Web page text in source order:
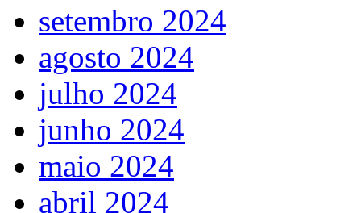
setembro 2024
agosto 2024
julho 2024
junho 2024
maio 2024
abril 2024